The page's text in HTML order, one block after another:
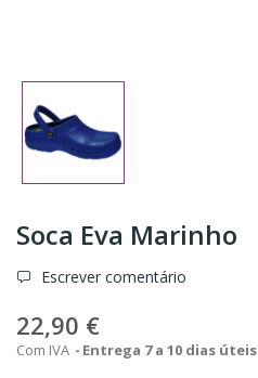
Soca Eva Marinho
Escrever comentário
22,90 €
Com IVA Entrega 7 a 10 dias úteis